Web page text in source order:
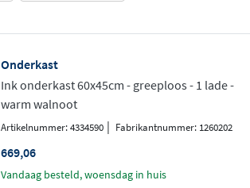
Onderkast
Ink onderkast 60x45cm - greeploos - 1 lade -
warm walnoot
Artikelnummer: 4334590 | Fabrikantnummer: 1260202
669,06
vandaag besteld, woensdag in huis